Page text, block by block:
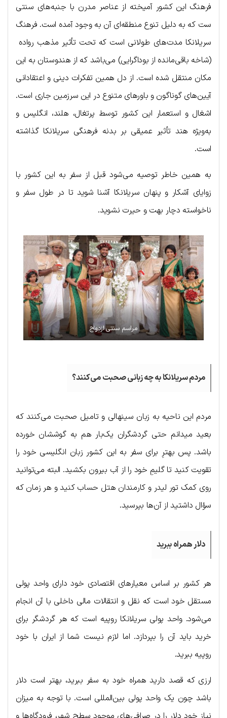
فرهنگ این کشور آمیخته از عناصر مدرن با جنبه‌های سنتی
ست که به دلیل تنوع منطقه‌ای آن به وجود آمده است. فرهنگ
سریلانکا مدت‌های طولانی است که تحت تأثیر مذهب رواده
(شاخه باقی‌مانده از بوداگرایی) می‌باشد که از هندوستان به این
مکان منتقل شده است. از دل همین تفکرات دینی و اعتقادانی
آیین‌های گوناگون و باورهای متنوع در این سرزمین جاری است.
اشغال و استعمار این کشور توسط پرتغال، هلند، انگلیس و
به‌ویژه هند تأثیر عمیقی بر بدنه فرهنگی سریلانکا گذاشته
است.
به همین خاطر توصیه می‌شود قبل از سفر به این کشور با
زوایای آشکار و پنهان سریلانکا آشنا شوید تا در طول سفر و
ناخواسته دچار بهت و حیرت نشوید.
مراسم سنتی ازدواج
مردم سریلانکا به چه زبانی صحبت می‌کنند؟
مردم این ناحیه به زبان سینهالی و تامیل صحبت می‌کنند که
بعید میدانم حتی گردشگران یک‌بار هم به گوششان خورده
باشد. پس بهترِ برای سفر به این کشور زبان انگلیسی خود را
تقویت کنید تا گلیمِ خود را از آب بیرون بکشید. البته می‌توانید
روی کمک تور لیدر و کارمندان هتل حساب کنید و هر زمان که
سؤال داشتید از آن‌ها بپرسید.
دلار همراه ببرید
هر کشور بر اساس معیارهای اقتصادی خود دارای واحد پولی
مستقل خود است که نقل و انتقالات مالی داخلی با آن انجام
می‌شود. واحد پولی سریلانکا روپیه است که هر گردشگر برای
خرید باید آن را بپردازد. اما لازم نیست شما از ایران با خود
روپیه ببرید.
ارزی که قصد دارید همراه خود به سفر ببرید، بهتر است دلار
باشد چون یک واحد پولی بین‌المللی است. با توجه به میزان